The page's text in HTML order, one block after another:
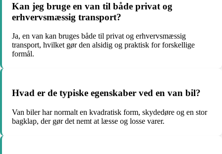
Kan jeg bruge en van til både privat og
erhvervsmæssig transport?
Ja, en van kan bruges både til privat og erhvervsmæssig
transport, hvilket gør den alsidig og praktisk for forskellige
formål.
Hvad er de typiske egenskaber ved en van bil?
Van biler har normalt en kvadratisk form, skydedøre og en stor
bagklap, der gør det nemt at læsse og losse varer.